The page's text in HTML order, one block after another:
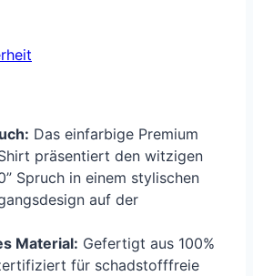
Das einfarbige Premium
präsentiert den witzigen
Spruch in einem stylischen
auf der
Material: Gefertigt aus 100%
für schadstofffreie